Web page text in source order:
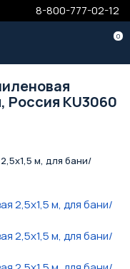
8-800-777-02-12
0
Россия KU3060
м, для бани/